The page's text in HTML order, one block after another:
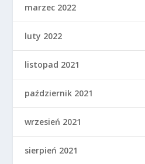
marzec 2022
luty 2022
listopad 2021
październik 2021
wrzesień 2021
sierpień 2021